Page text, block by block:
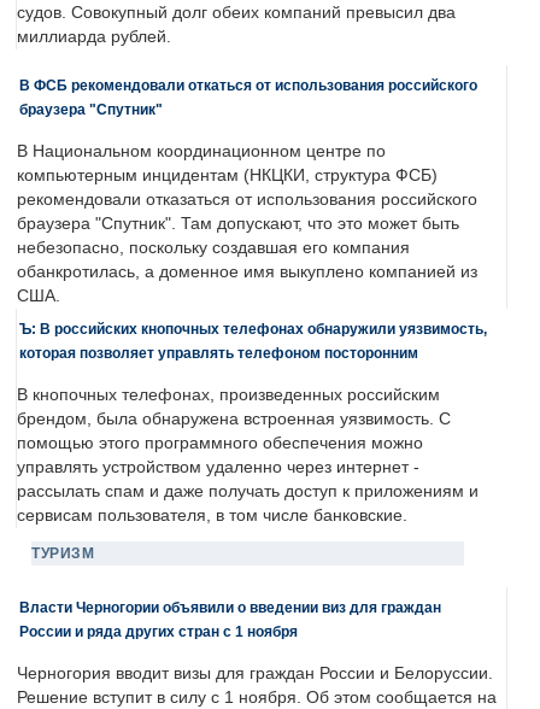
судов. Совокупный долг обеих компаний превысил два
миллиарда рублей.
В ФСБ рекомендовали откаться от использования российского
браузера "Спутник"
В Национальном координационном центре по
компьютерным инцидентам (НКЦКИ, структура ФСБ)
рекомендовали отказаться от использования российского
браузера "Спутник". Там допускают, что это может быть
небезопасно, поскольку создавшая его компания
обанкротилась, а доменное имя выкуплено компанией из
США.
Ъ: В российских кнопочных телефонах обнаружили уязвимость,
которая позволяет управлять телефоном посторонним
В кнопочных телефонах, произведенных российским
брендом, была обнаружена встроенная уязвимость. С
помощью этого программного обеспечения можно
управлять устройством удаленно через интернет -
рассылать спам и даже получать доступ к приложениям и
сервисам пользователя, в том числе банковские.
ТУРИЗМ
Власти Черногории объявили о введении виз для граждан
России и ряда других стран с 1 ноября
Черногория вводит визы для граждан России и Белоруссии.
Решение вступит в силу с 1 ноября. Об этом сообщается на